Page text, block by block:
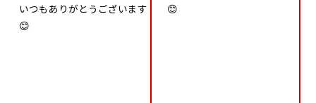
いつもありがとうございます
😊
😊